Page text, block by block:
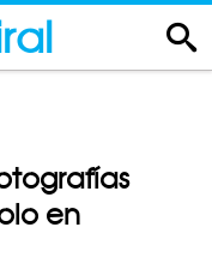
en